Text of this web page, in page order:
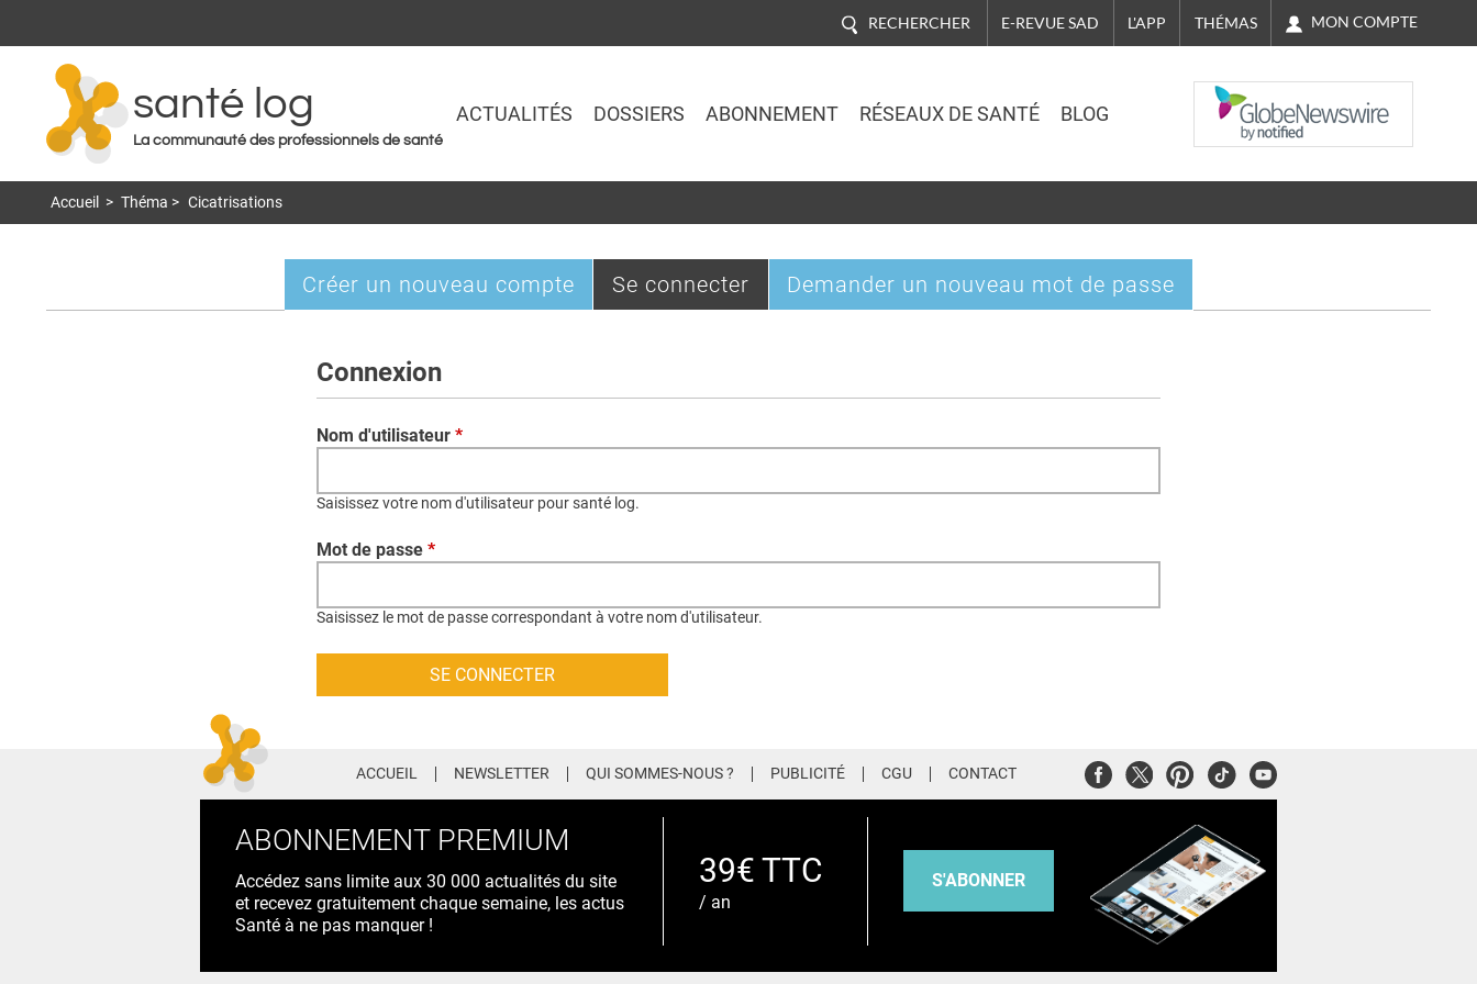
RECHERCHER E-REVUE SAD L'APP THÉMAS MON COMPTE
santé log
La communauté des professionnels de santé
ACTUALITÉS DOSSIERS ABONNEMENT RÉSEAUX DE SANTÉ BLOG
NASDAQ
Accueil > Théma > Cicatrisations
Onglets
Créer un nouveau compte Se connecter (onglet
actif)
Demander un nouveau mot de passe
Connexion
Nom d'utilisateur *
Saisissez votre nom d'utilisateur pour santé log.
Mot de passe *
Saisissez le mot de passe correspondant à votre nom d'utilisateur.
ACCUEIL NEWSLETTER QUI SOMMES-NOUS ? PUBLICITÉ CGU CONTACT FacebookTwitterPinterest
TiktokYoutube
ABONNEMENT PREMIUM
Accédez sans limite aux 30 000 actualités du site
et recevez gratuitement chaque semaine, les actus
Santé à ne pas manquer !
39€ TTC
/ an
S'ABONNER